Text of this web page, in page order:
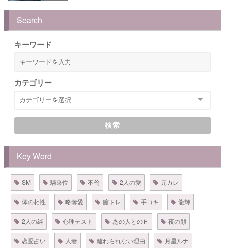
Search
キーワード
カテゴリー
検索
Key Word
SM 騎乗位 不倫 2人の愛 元カレ
体の相性 略奪愛 膣トレ 手コキ 龍輝
2人の絆 心理テスト あの人とのＨ 夜の顔
恋愛占い 人妻 離れられない理由 月星ルナ